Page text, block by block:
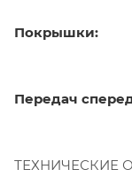
Покрышки:
Передач
ТЕХНИЧЕСКИЕ